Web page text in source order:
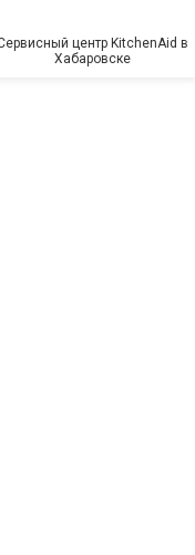
центр KitchenAid в
Хабаровске